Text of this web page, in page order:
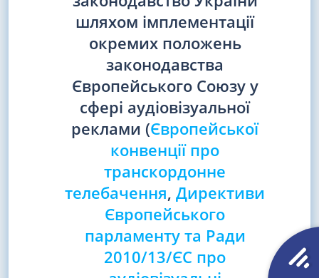
шляхом імплементації
окремих положень
законодавства
Європейського Союзу у
сфері аудіовізуальної
реклами (Європейської
конвенції про
транскордонне
телебачення, Директиви
Європейського
парламенту та Ради
2010/13/ЄС про